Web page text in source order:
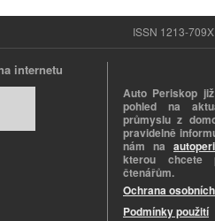
ISSN 1213-
internetu
Auto Periskop
pohled na
průmyslu z
pravidelně
nám na
kterou chcete
čtenářům.
Ochrana
Podmínky použití